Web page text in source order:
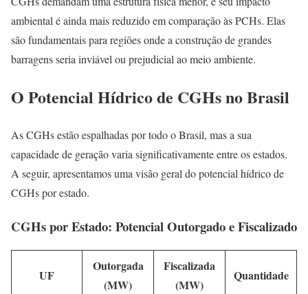
ambiental é ainda mais reduzido em comparação às PCHs. Elas
são fundamentais para regiões onde a construção de grandes
barragens seria inviável ou prejudicial ao meio ambiente.
O Potencial Hídrico de CGHs no Brasil
As CGHs estão espalhadas por todo o Brasil, mas a sua
capacidade de geração varia significativamente entre os estados.
A seguir, apresentamos uma visão geral do potencial hídrico de
CGHs por estado.
CGHs por Estado: Potencial Outorgado e Fiscalizado
UF
Outorgada
(MW)
Fiscalizada
(MW)
Quantidade